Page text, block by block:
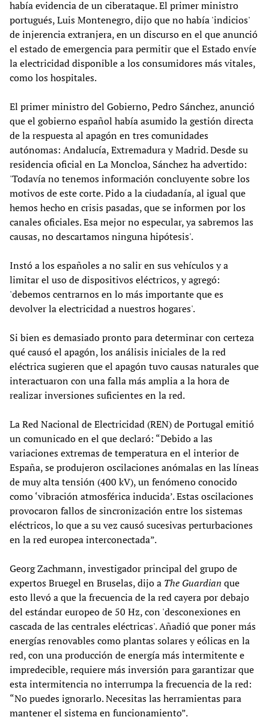
había evidencia de un ciberataque. El primer ministro
portugués, Luis Montenegro, dijo que no había 'indicios'
de injerencia extranjera, en un discurso en el que anunció
el estado de emergencia para permitir que el Estado envíe
la electricidad disponible a los consumidores más vitales,
como los hospitales.
El primer ministro del Gobierno, Pedro Sánchez, anunció
que el gobierno español había asumido la gestión directa
de la respuesta al apagón en tres comunidades
autónomas: Andalucía, Extremadura y Madrid. Desde su
residencia oficial en La Moncloa, Sánchez ha advertido:
'Todavía no tenemos información concluyente sobre los
motivos de este corte. Pido a la ciudadanía, al igual que
hemos hecho en crisis pasadas, que se informen por los
canales oficiales. Esa mejor no especular, ya sabremos las
causas, no descartamos ninguna hipótesis'.
Instó a los españoles a no salir en sus vehículos y a
limitar el uso de dispositivos eléctricos, y agregó:
'debemos centrarnos en lo más importante que es
devolver la electricidad a nuestros hogares'.
Si bien es demasiado pronto para determinar con certeza
qué causó el apagón, los análisis iniciales de la red
eléctrica sugieren que el apagón tuvo causas naturales que
interactuaron con una falla más amplia a la hora de
realizar inversiones suficientes en la red.
La Red Nacional de Electricidad (REN) de Portugal emitió
un comunicado en el que declaró: “Debido a las
variaciones extremas de temperatura en el interior de
España, se produjeron oscilaciones anómalas en las líneas
de muy alta tensión (400 kV), un fenómeno conocido
como ‘vibración atmosférica inducida’. Estas oscilaciones
provocaron fallos de sincronización entre los sistemas
eléctricos, lo que a su vez causó sucesivas perturbaciones
en la red europea interconectada”.
Georg Zachmann, investigador principal del grupo de
expertos Bruegel en Bruselas, dijo a The Guardian que
esto llevó a que la frecuencia de la red cayera por debajo
del estándar europeo de 50 Hz, con 'desconexiones en
cascada de las centrales eléctricas'. Añadió que poner más
energías renovables como plantas solares y eólicas en la
red, con una producción de energía más intermitente e
impredecible, requiere más inversión para garantizar que
esta intermitencia no interrumpa la frecuencia de la red:
“No puedes ignorarlo. Necesitas las herramientas para
mantener el sistema en funcionamiento”.